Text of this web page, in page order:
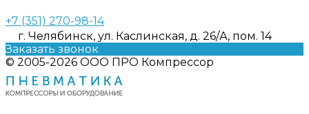
+7 (351) 270-98-14
г. Челябинск, ул. Каслинская, д. 26/А, пом. 14
Заказать звонок
© 2005-2026 ООО ПРО Компрессор